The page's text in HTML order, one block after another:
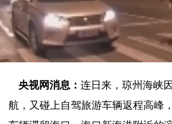
央视网消息： 连日来，琼州海峡
航，又碰上自驾旅游车辆返程高峰